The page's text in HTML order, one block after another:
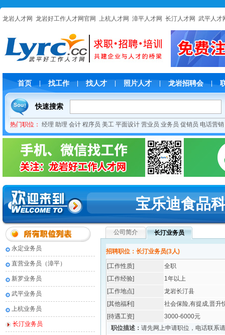
龙岩人才网 龙岩好工作人才网官网 上杭人才网 漳平人才网 长汀人才网 武平人才
首页 找工作 | 找人才 照片人才 龙岩招聘会 |
快速搜索
热门职位： 经理 助理 会计 程序员 美工 平面设计 营业员 业务员 促销员 电话营销
宝乐迪食品
永定业务员
直营业务员（漳平）
新罗业务员
武平业务员
上杭业务员
长汀业务员
公司简介 长汀业务员
招聘职位：长汀业务员(3人)
[工作性质]
全职
[工作经验]
1年以上
[工作地点]
龙岩长汀县
[其他福利]
社会保险,有提成,晋升
[待遇工资]
3000-6000元
职位描述： 请先网上申请职位，电话联系